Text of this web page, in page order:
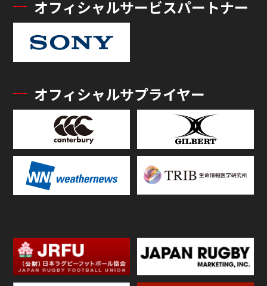
オフィシャルサービスパートナー
オフィシャルサプライヤー